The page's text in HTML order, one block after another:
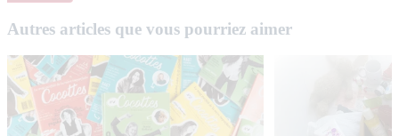
Autres articles que vous pourriez aimer